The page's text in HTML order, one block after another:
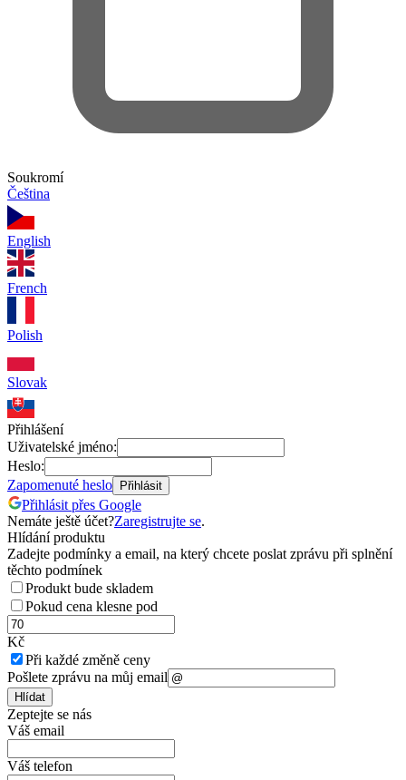
Soukromí
Čeština
English
French
Polish
Slovak
Přihlášení
Uživatelské jméno:
Heslo:
Zapomenuté heslo
Přihlásit
Přihlásit přes Google
Nemáte ještě účet?Zaregistrujte se.
Hlídání produktu
Zadejte podmínky a email, na který chcete poslat zprávu při splnění
těchto podmínek
Produkt bude skladem
Pokud cena klesne pod
Kč
Při každé změně ceny
Pošlete zprávu na můj email
Hlídat
Zeptejte se nás
Váš email
Váš telefon